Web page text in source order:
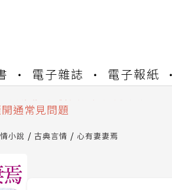
電子雜誌 電子報紙
墨系統維護中，本站同步暫停部
通常見問題
級重要說明及資產合併結果查詢
小說 古典言情 心有妻妻焉